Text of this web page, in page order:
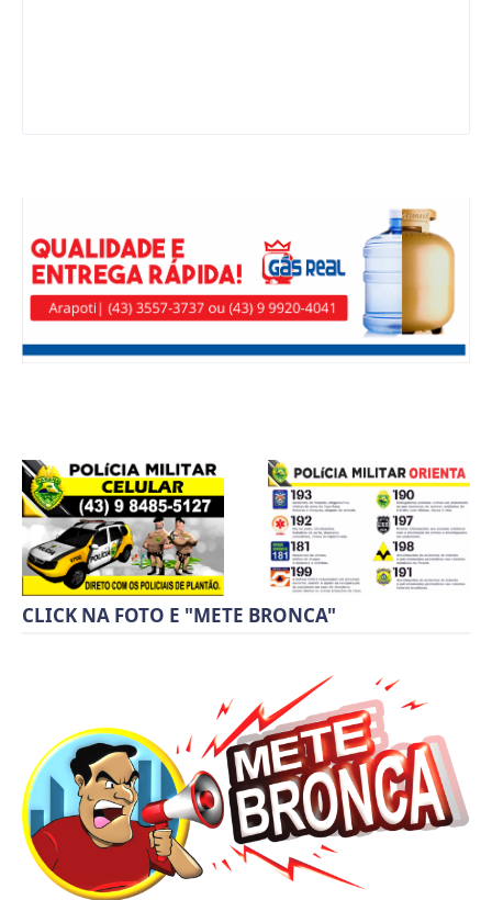
CLICK NA FOTO E "METE BRONCA"